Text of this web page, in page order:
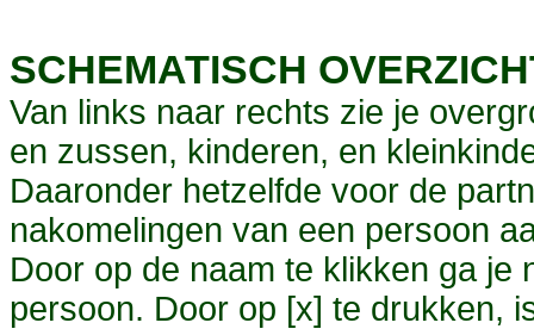
SCHEMATISCH
Van links naar rechts zie je
en zussen, kinderen, en
Daaronder hetzelfde voor de
nakomelingen van een persoon
Door op de naam te klikken ga je
persoon. Door op [x] te drukken,